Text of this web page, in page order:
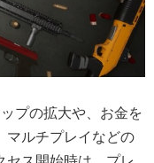
プの拡大や、お金を
マルチプレイなどの